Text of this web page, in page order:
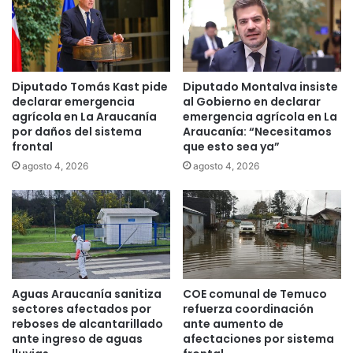
E
m
t
e
s
A
i
l
i
n
e
s
b
u
s
c
a
P
a
i
c
i
o
M
a
í
n
q
u
e
d
a
c
o
n
Diputado Tomás Kast pide
declarar emergencia
agrícola en La Araucanía
por daños del sistema
frontal
agosto 4, 2026
Diputado Montalva insiste
al Gobierno en declarar
emergencia agrícola en La
Araucanía: “Necesitamos
que esto sea ya”
agosto 4, 2026
Aguas Araucanía sanitiza
sectores afectados por
reboses de alcantarillado
ante ingreso de aguas
COE comunal de Temuco
refuerza coordinación
ante aumento de
afectaciones por sistema